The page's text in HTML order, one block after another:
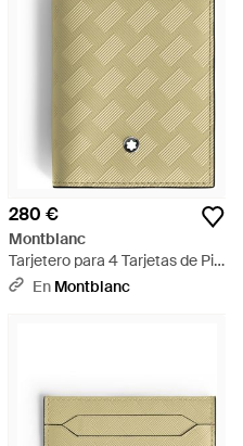
280 €
Montblanc
Tarjetero para 4 Tarjetas de Piel
Extreme - Verde
En Montblanc